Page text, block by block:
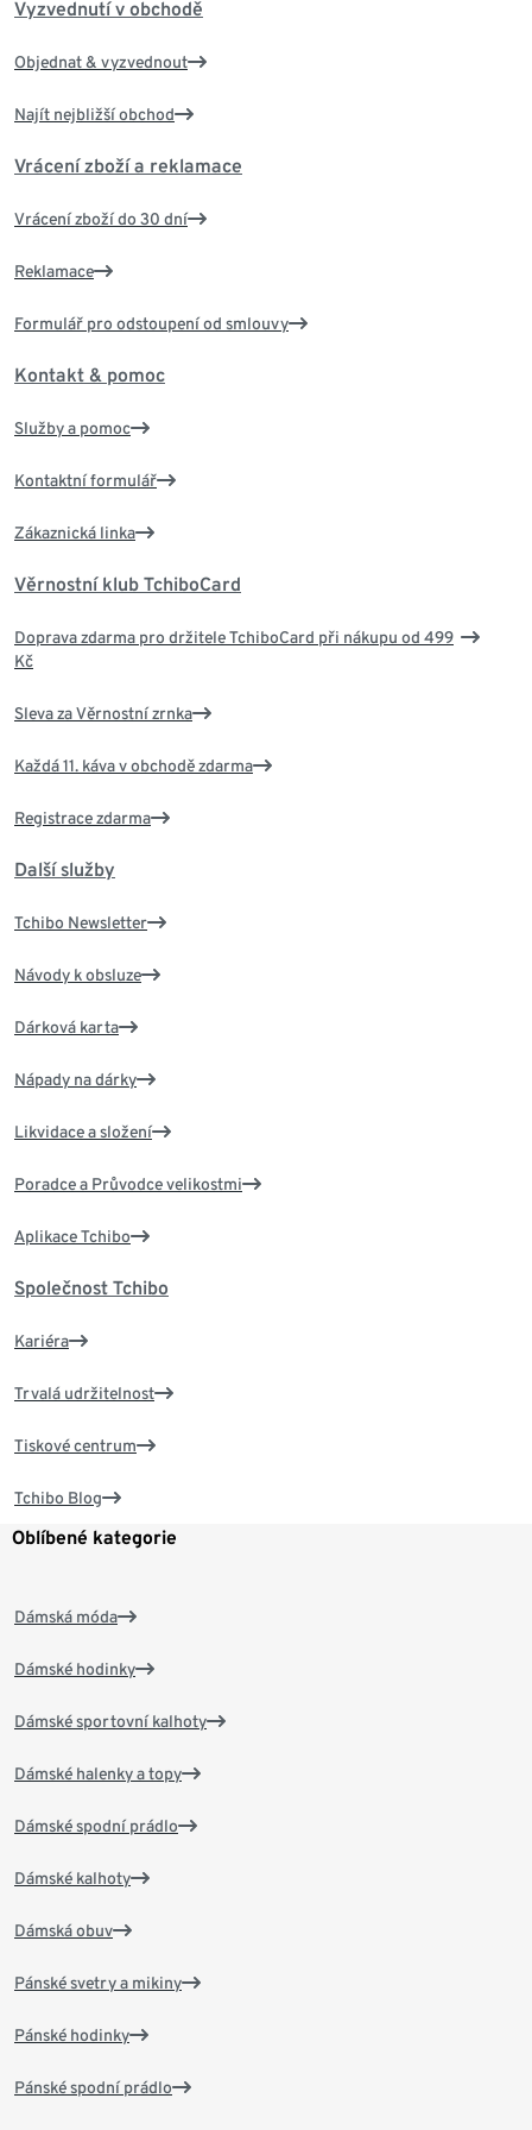
Vyzvednutí v obchodě
Objednat & vyzvednout
Najít nejbližší obchod
Vrácení zboží a reklamace
Vrácení zboží do 30 dní
Reklamace
Formulář pro odstoupení od smlouvy
Kontakt & pomoc
Služby a pomoc
Kontaktní formulář
Zákaznická linka
Věrnostní klub TchiboCard
Doprava zdarma pro držitele TchiboCard při nákupu od 499
Kč
Sleva za Věrnostní zrnka
Každá 11. káva v obchodě zdarma
Registrace zdarma
Další služby
Tchibo Newsletter
Návody k obsluze
Dárková karta
Nápady na dárky
Likvidace a složení
Poradce a Průvodce velikostmi
Aplikace Tchibo
Společnost Tchibo
Kariéra
Trvalá udržitelnost
Tiskové centrum
Tchibo Blog
Oblíbené kategorie
Dámská móda
Dámské hodinky
Dámské sportovní kalhoty
Dámské halenky a topy
Dámské spodní prádlo
Dámské kalhoty
Dámská obuv
Pánské svetry a mikiny
Pánské hodinky
Pánské spodní prádlo